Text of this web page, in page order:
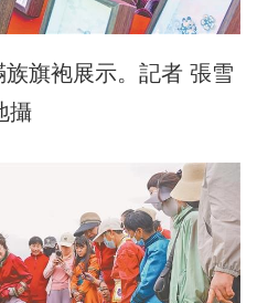
旗袍展示。記者 張雪
攝